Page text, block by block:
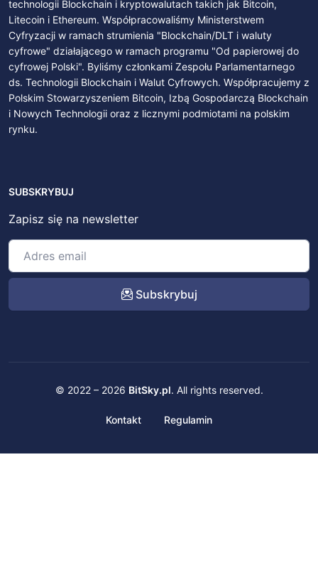
technologii Blockchain i kryptowalutach takich jak Bitcoin,
Litecoin i Ethereum. Współpracowaliśmy Ministerstwem
Cyfryzacji w ramach strumienia "Blockchain/DLT i waluty
cyfrowe" działającego w ramach programu "Od papierowej do
cyfrowej Polski". Byliśmy członkami Zespołu Parlamentarnego
ds. Technologii Blockchain i Walut Cyfrowych. Współpracujemy z
Polskim Stowarzyszeniem Bitcoin, Izbą Gospodarczą Blockchain
i Nowych Technologii oraz z licznymi podmiotami na polskim
rynku.
SUBSKRYBUJ
Zapisz się na newsletter
Subskrybuj
© 2022 – 2026 BitSky.pl. All rights reserved.
Kontakt Regulamin